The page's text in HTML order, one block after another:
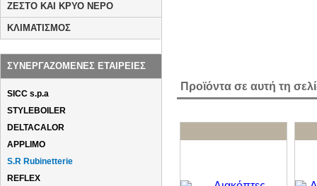
Προϊόντα σε αυτή τη
ΖΕΣΤΟ ΚΑΙ ΚΡΥΟ ΝΕΡΟ
ΚΛΙΜΑΤΙΣΜΟΣ
ΣΥΝΕΡΓΑΖΟΜΕΝΕΣ ΕΤΑΙΡΕΙΕΣ
SICC s.p.a
STYLEBOILER
DELTACALOR
APPLIMO
S.R Rubinetterie
REFLEX